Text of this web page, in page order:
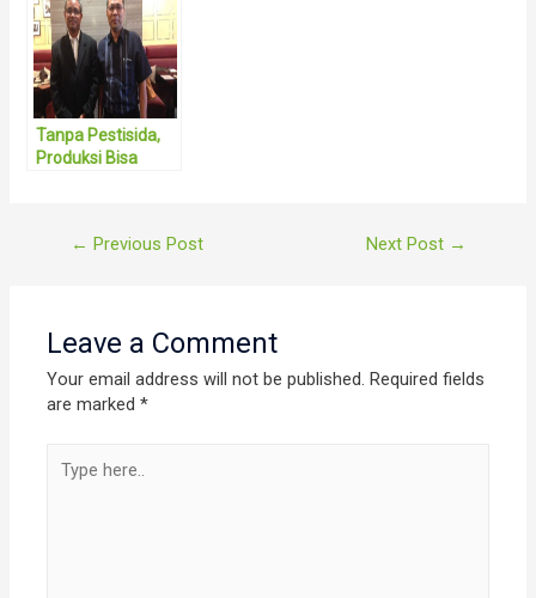
dengan Bentuk
Gerakan
Ketahanan
Pangan Tingkat
RW
Tanpa Pestisida,
Produksi Bisa
Post
← Previous Post Next Post →
Leave a Comment
Your email address will not be published. Required fields
are marked*
here..